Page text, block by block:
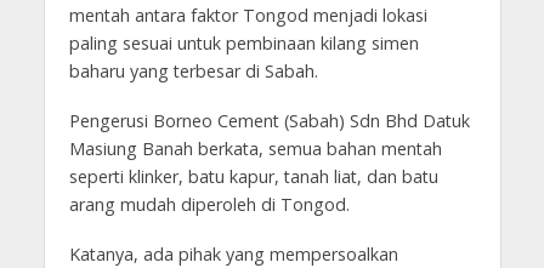
mentah antara faktor Tongod menjadi lokasi
paling sesuai untuk pembinaan kilang simen
baharu yang terbesar di Sabah.
Pengerusi Borneo Cement (Sabah) Sdn Bhd Datuk
Masiung Banah berkata, semua bahan mentah
seperti klinker, batu kapur, tanah liat, dan batu
arang mudah diperoleh di Tongod.
Katanya, ada pihak yang mempersoalkan